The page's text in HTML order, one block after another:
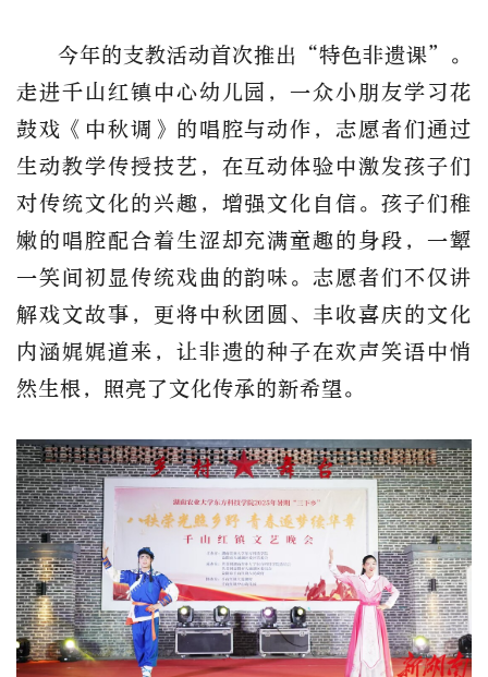
今年的支教活动首次推出“特色非遗课”。
走进千山红镇中心幼儿园，一众小朋友学习花
鼓戏《中秋调》的唱腔与动作，志愿者们通过
生动教学传授技艺，在互动体验中激发孩子们
对传统文化的兴趣，增强文化自信。孩子们稚
嫩的唱腔配合着生涩却充满童趣的身段，一颦
一笑间初显传统戏曲的韵味。志愿者们不仅讲
解戏文故事，更将中秋团圆、丰收喜庆的文化
内涵娓娓道来，让非遗的种子在欢声笑语中悄
然生根，照亮了文化传承的新希望。